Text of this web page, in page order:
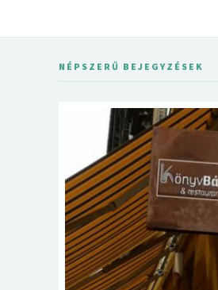
NÉPSZERŰ BEJEGYZÉSEK